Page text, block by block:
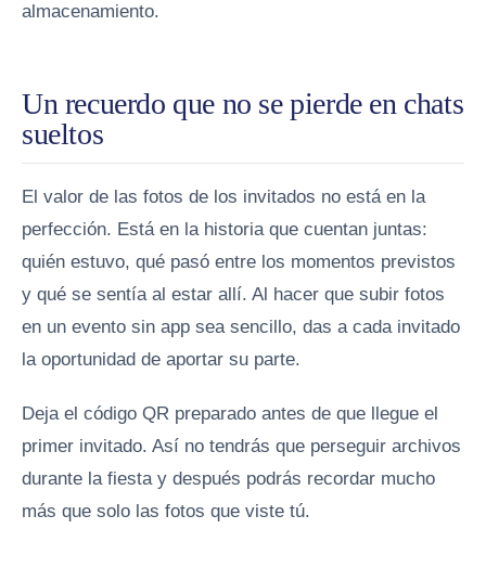
almacenamiento.
Un recuerdo que no se pierde en chats
sueltos
El valor de las fotos de los invitados no está en la
perfección. Está en la historia que cuentan juntas:
quién estuvo, qué pasó entre los momentos previstos
y qué se sentía al estar allí. Al hacer que subir fotos
en un evento sin app sea sencillo, das a cada invitado
la oportunidad de aportar su parte.
Deja el código QR preparado antes de que llegue el
primer invitado. Así no tendrás que perseguir archivos
durante la fiesta y después podrás recordar mucho
más que solo las fotos que viste tú.